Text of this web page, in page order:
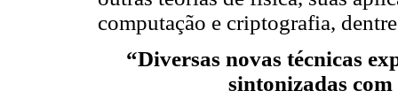
computação e criptografia,
“Diversas novas técnicas
sintonizadas